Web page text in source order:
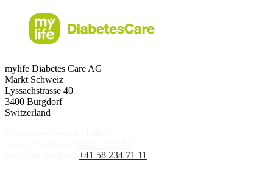
mylife Diabetes Care AG
Markt Schweiz
Lyssachstrasse 40
3400 Burgdorf
Switzerland
+41 58 234 71 11